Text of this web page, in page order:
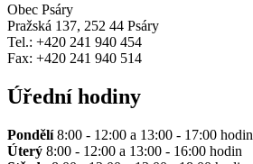
Obec Psáry
Pražská 137, 252 44 Psáry
Tel.: +420 241 940 454
Fax: +420 241 940 514
Úřední hodiny
Pondělí8:00 - 12:00 a 13:00 - 17:00 hodin
Úterý 8:00 - 12:00 a 13:00 - 16:00 hodin